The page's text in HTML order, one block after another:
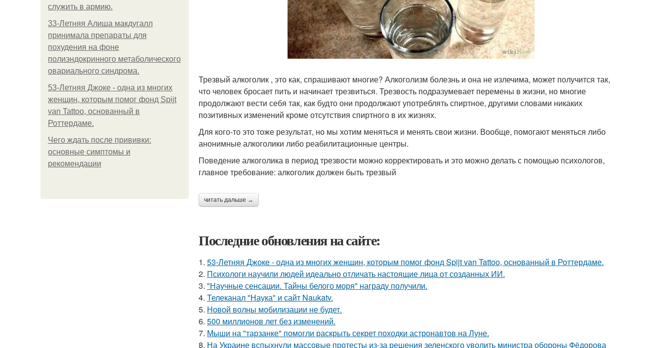
служить в армию.
33-Летняя Алиша макдугалл
принимала препараты для
похудения на фоне
полиэндокринного метаболического
овариального синдрома.
53-Летняя Джоке - одна из многих
женщин, которым помог фонд Spijt
van Tattoo, основанный в
Роттердаме.
Чего ждать после прививки:
основные симптомы и
рекомендации
Трезвый алкоголик , это как, спрашивают многие? Алкоголизм болезнь и она не излечима, может получится так,
что человек бросает пить и начинает трезвиться. Трезвость подразумевает перемены в жизни, но многие
продолжают вести себя так, как будто они продолжают употреблять спиртное, другими словами никаких
позитивных изменений кроме отсутствия спиртного в их жизнях.
Для кого-то это тоже результат, но мы хотим меняться и менять свои жизни. Вообще, помогают меняться либо
анонимные алкоголики либо реабилитационные центры.
Поведение алкоголика в период трезвости можно корректировать и это можно делать с помощью психологов,
главное требование: алкоголик должен быть трезвый
читать дальше →
Последние обновления на сайте:
1. 53-Летняя Джоке - одна из многих женщин, которым помог фонд Spijt van Tattoo, основанный в Роттердаме.
2. Психологи научили людей идеально отличать настоящие лица от созданных ИИ.
3. "Научные сенсации. Тайны белого моря" награду получили.
4. Телеканал "Наука" и сайт Naukatv.
5. Новой волны мобилизации не будет.
6. 500 миллионов лет без изменений.
7. Мыши на "тарзанке" помогли раскрыть секрет походки астронавтов на Луне.
8. На Украине вспыхнули массовые протесты из-за решения зеленского уволить министра обороны Фёдорова